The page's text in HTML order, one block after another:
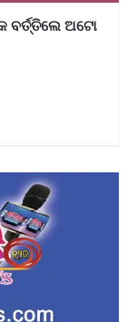
ବର୍ତ୍ତିଲେ ଅଟୋ